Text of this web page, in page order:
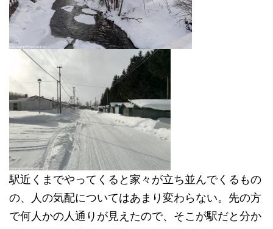
駅近くまでやってくると家々が立ち並んでくるもの
の、人の気配についてはあまり変わらない。先の方
で何人かの人通りが見えたので、そこが駅だと分か